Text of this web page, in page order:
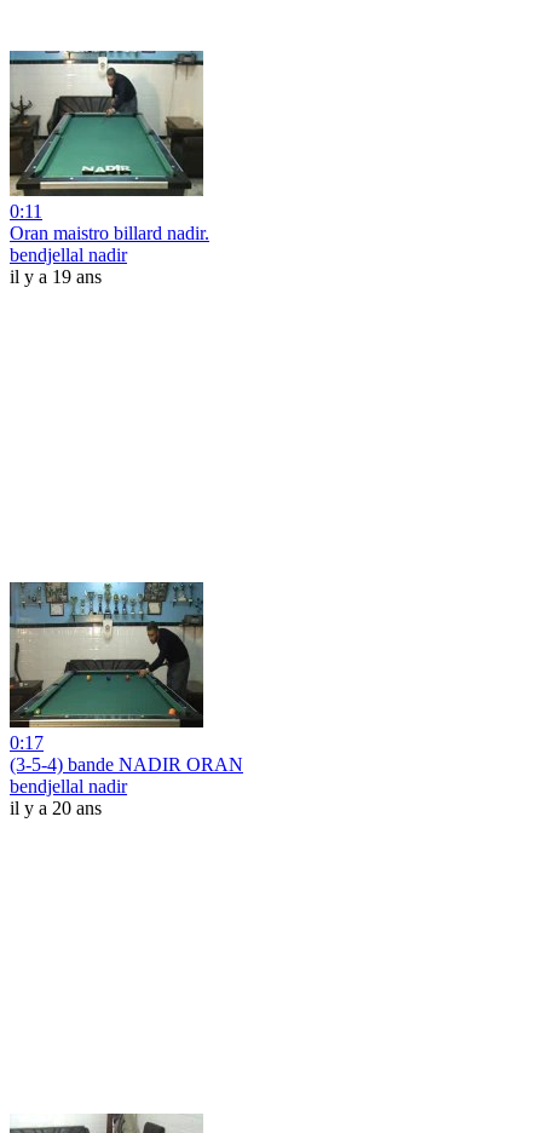
0:11
Oran maistro billard nadir.
bendjellal nadir
il y a 19 ans
0:17
(3-5-4) bande NADIR ORAN
bendjellal nadir
il y a 20 ans